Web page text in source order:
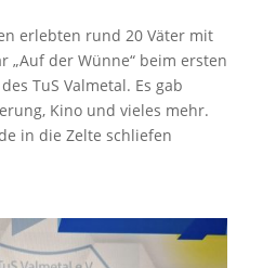
erlebten rund 20 Väter mit
„Auf der Wünne“ beim ersten
TuS Valmetal. Es gab
Kino und vieles mehr.
in die Zelte schliefen